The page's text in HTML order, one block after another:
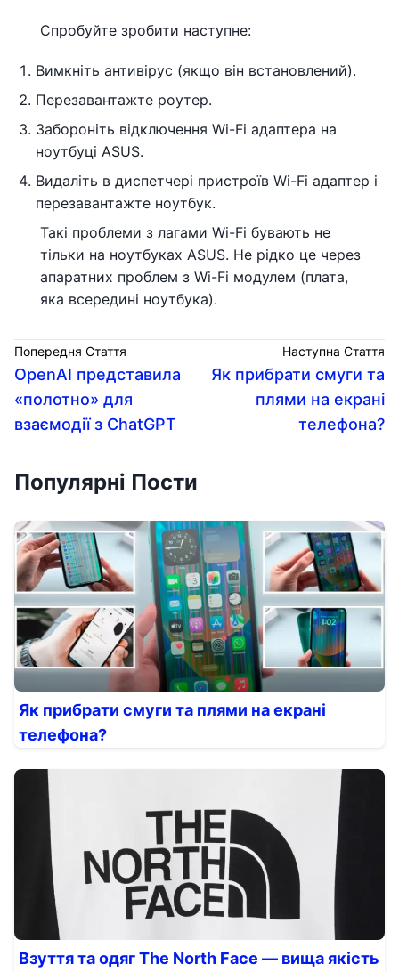
Спробуйте зробити наступне:
Вимкніть антивірус (якщо він встановлений).
Перезавантажте роутер.
Забороніть відключення Wi-Fi адаптера на
ноутбуці ASUS.
Видаліть в диспетчері пристроїв Wi-Fi адаптер і
перезавантажте ноутбук.
Такі проблеми з лагами Wi-Fi бувають не
тільки на ноутбуках ASUS. Не рідко це через
апаратних проблем з Wi-Fi модулем (плата,
яка всередині ноутбука).
Попередня Стаття
OpenAI представила
«полотно» для
взаємодії з ChatGPT
Наступна Стаття
Як прибрати смуги та
плями на екрані
телефона?
Популярні Пости
Як прибрати смуги та плями на екрані
телефона?
Взуття та одяг The North Face — вища якість